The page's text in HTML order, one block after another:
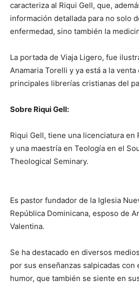
caracteriza al Riqui Gell, que,
información detallada para no solo
enfermedad, sino también la
La portada de Viaja Ligero, fue
Anamaria Torelli y ya está a la venta
principales librerías cristianas del
Sobre Riqui Gell:
Riqui Gell, tiene una licenciatura en
y una maestría en Teología en el
Theological Seminary.
Es pastor fundador de la Iglesia
República Dominicana, esposo de
Valentina.
Se ha destacado en diversos
por sus enseñanzas salpicadas con
humor, que también se siente en